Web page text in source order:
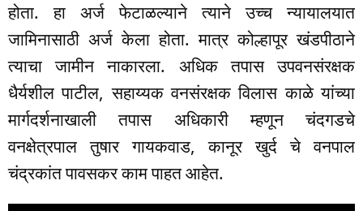
होता. हा अर्ज फेटाळल्याने त्याने उच्च न्यायालयात
जामिनासाठी अर्ज केला होता. मात्र कोल्हापूर खंडपीठाने
त्याचा जामीन नाकारला. अधिक तपास उपवनसंरक्षक
धैर्यशील पाटील, सहाय्यक वनसंरक्षक विलास काळे यांच्या
मार्गदर्शनाखाली तपास अधिकारी म्हणून चंदगडचे
वनक्षेत्रपाल तुषार गायकवाड, कानूर खुर्द चे वनपाल
चंद्रकांत पावसकर काम पाहत आहेत.